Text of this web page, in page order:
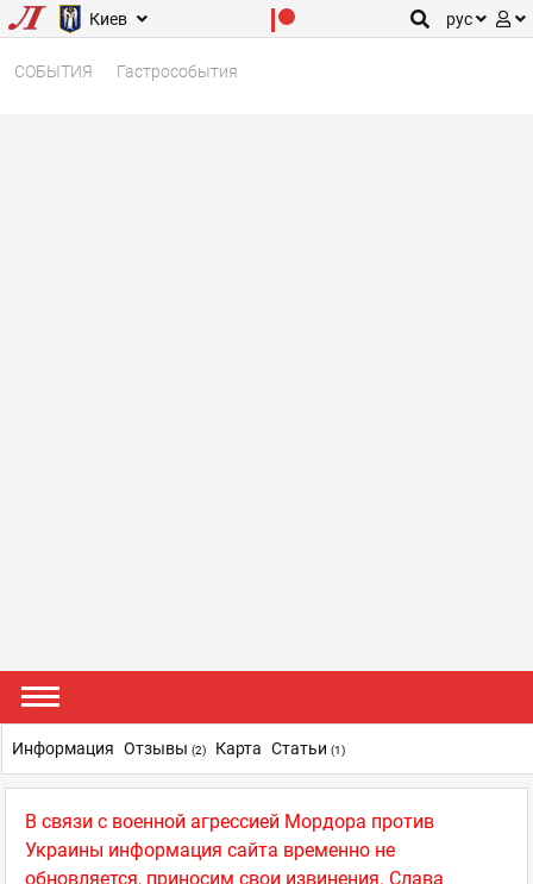
Киев рус
СОБЫТИЯ Гастрособытия
В связи с военной агрессией Мордора против
Украины информация сайта временно не
обновляется, приносим свои извинения. Слава
Информация Отзывы (2) Карта Статьи (1)